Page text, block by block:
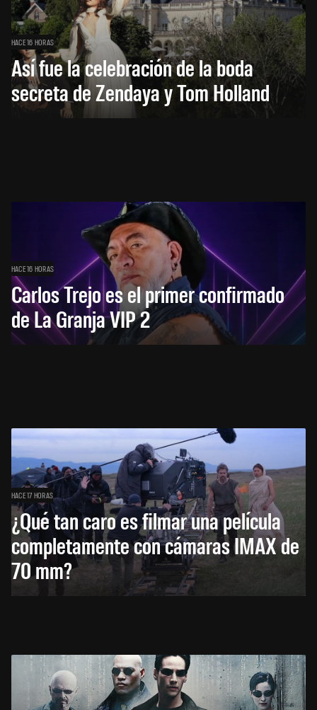
HACE 16 HORAS
Así fue la celebración de la boda
secreta de Zendaya y Tom Holland
HACE 16 HORAS
Carlos Trejo es el primer confirmado
de La Granja VIP 2
HACE 17 HORAS
¿Qué tan caro es filmar una película
completamente con cámaras IMAX de
70 mm?